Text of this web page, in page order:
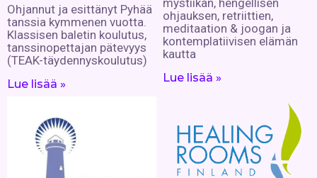
Ohjannut ja esittänyt Pyhää
tanssia kymmenen vuotta.
Klassisen baletin koulutus,
tanssinopettajan pätevyys
(TEAK-täydennyskoulutus)
Lue lisää »
mystiikan, hengellisen
ohjauksen, retriittien,
meditaation & joogan ja
kontemplatiivisen elämän
kautta
Lue lisää »